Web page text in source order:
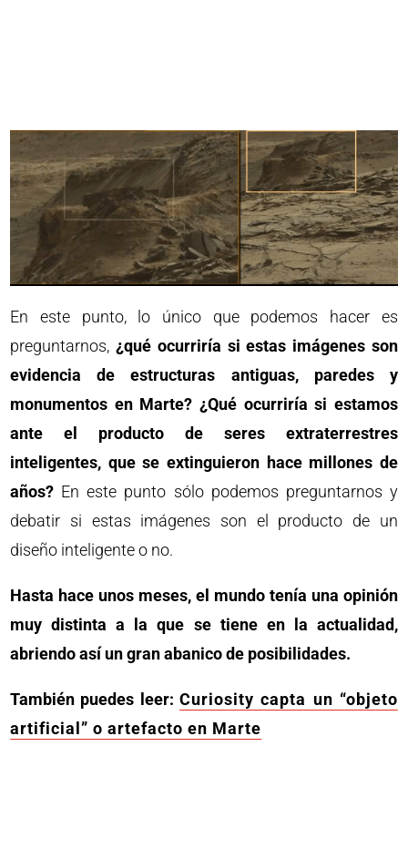
En este punto, lo único que podemos hacer es
preguntarnos, ¿qué ocurriría si estas imágenes son
evidencia de estructuras antiguas, paredes y
monumentos en Marte? ¿Qué ocurriría si estamos
ante el producto de seres extraterrestres
inteligentes, que se extinguieron hace millones de
años? En este punto sólo podemos preguntarnos y
debatir si estas imágenes son el producto de un
diseño inteligente o no.
Hasta hace unos meses, el mundo tenía una opinión
muy distinta a la que se tiene en la actualidad,
abriendo así un gran abanico de posibilidades.
También puedes leer: Curiosity capta un “objeto
artificial” o artefacto en Marte